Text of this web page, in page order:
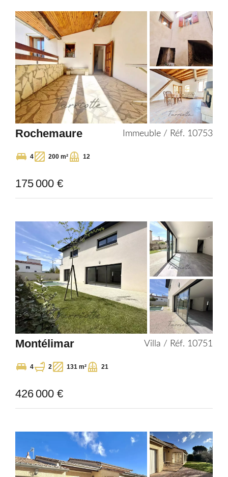
Rochemaure Immeuble / Réf. 10753
4 200 m² 12
175 000 €
Montélimar Villa / Réf. 10751
4 2 131 m² 21
426 000 €